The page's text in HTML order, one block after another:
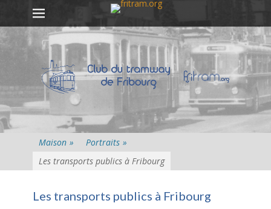
Passer
contenu
Premier menu
Maison » Portraits »
Les transports publics à Fribourg
Les transports publics à Fribourg